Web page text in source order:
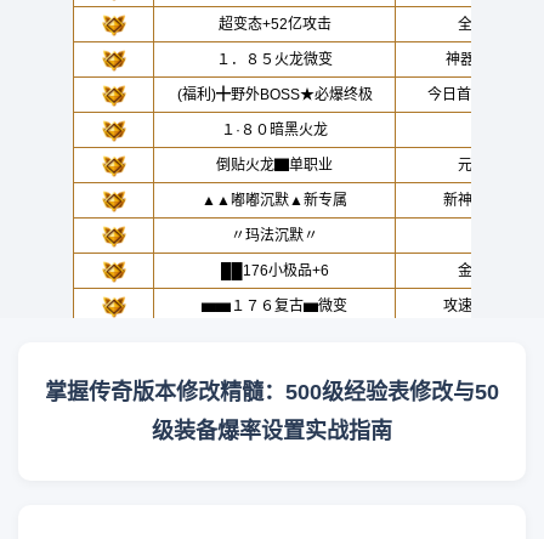
掌握传奇版本修改精髓：500级经验表修改与50
级装备爆率设置实战指南